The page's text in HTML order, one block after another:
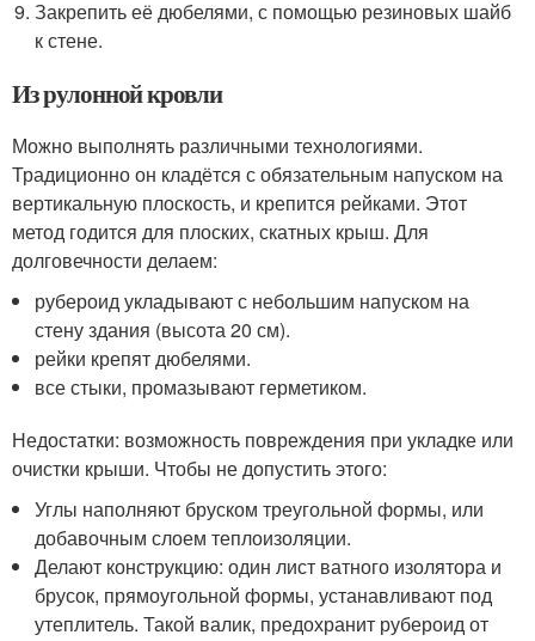
Закрепить её дюбелями, с помощью резиновых шайб
к стене.
Из рулонной кровли
Можно выполнять различными технологиями.
Традиционно он кладётся с обязательным напуском на
вертикальную плоскость, и крепится рейками. Этот
метод годится для плоских, скатных крыш. Для
долговечности делаем:
рубероид укладывают с небольшим напуском на
стену здания (высота 20 см).
рейки крепят дюбелями.
все стыки, промазывают герметиком.
Недостатки: возможность повреждения при укладке или
очистки крыши. Чтобы не допустить этого:
Углы наполняют бруском треугольной формы, или
добавочным слоем теплоизоляции.
Делают конструкцию: один лист ватного изолятора и
брусок, прямоугольной формы, устанавливают под
утеплитель. Такой валик, предохранит рубероид от